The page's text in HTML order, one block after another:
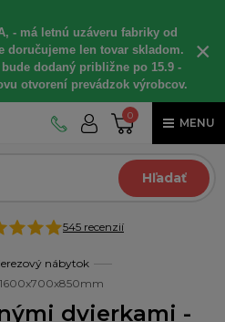
- má letnú uzáveru fabriky od
doručujeme len tovar skladom.
dodaný približne po 15.9 -
otvorení prevádzok výrobcov.
×
0
MENU
Hľadať
545 recenzií
nábytok
dvierkami -